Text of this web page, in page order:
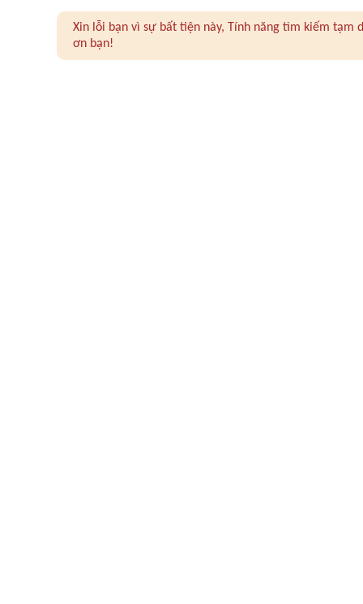
Xin lỗi bạn vì sự bất tiện này, Tính năng tìm kiếm
ơn bạn!